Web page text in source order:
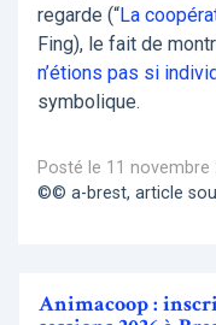
regarde (“La
Fing), le fait de
n’étions pas si
symbolique.
Posté le 11 novembre
©© a-brest, article
Animacoop :